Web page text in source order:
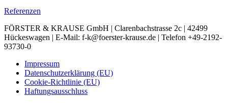
Referenzen
FÖRSTER & KRAUSE GmbH | Clarenbachstrasse 2c | 42499
Hückeswagen | E-Mail: f-k@foerster-krause.de | Telefon +49-2192-
93730-0
Impressum
Datenschutzerklärung (EU)
Cookie-Richtlinie (EU)
Haftungsausschluss